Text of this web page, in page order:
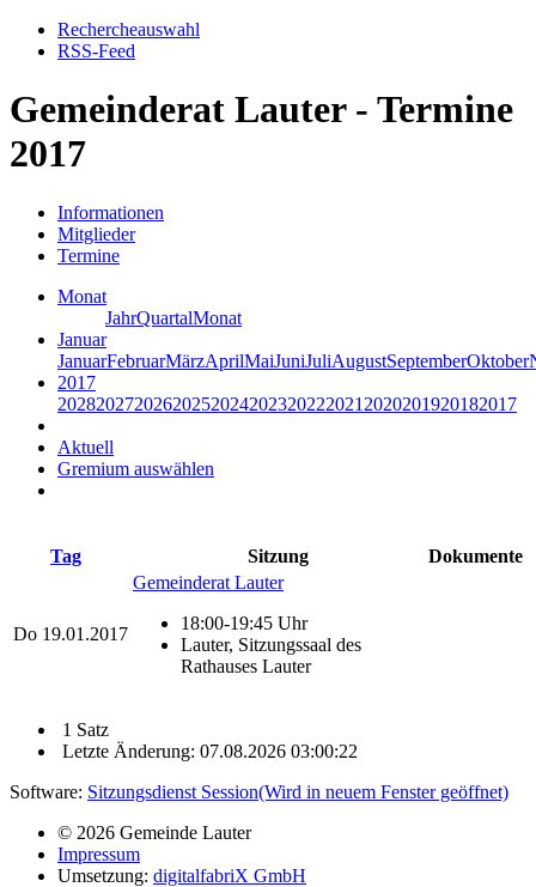
Rechercheauswahl
RSS-Feed
Gemeinderat Lauter - Termine
2017
Informationen
Mitglieder
Termine
Monat
JahrQuartalMonat
Januar
JanuarFebruarMärzAprilMaiJuniJuliAugustSeptemberOktober
2017
20282027202620252024202320222021 2020201920182017
Aktuell
Gremium auswählen
Tag Sitzung Dokumente
Do 19.01.2017
Gemeinderat Lauter
18:00-19:45 Uhr
Lauter, Sitzungssaal des
Rathauses Lauter
1 Satz
Letzte Änderung: 07.08.2026 03:00:22
Software: Sitzungsdienst Session(Wird in neuem Fenster geöffnet)
© 2026 Gemeinde Lauter
Impressum
Umsetzung: digitalfabriX GmbH